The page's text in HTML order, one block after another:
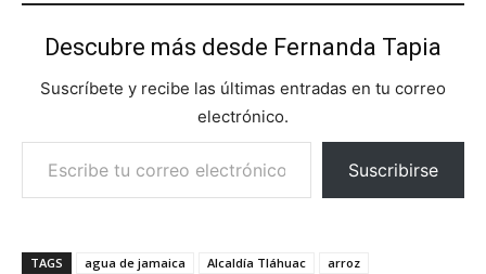
Descubre más desde Fernanda Tapia
Suscríbete y recibe las últimas entradas en tu correo
electrónico.
Escribe tu correo electrónico…
Suscribirse
TAGS agua de jamaica Alcaldía Tláhuac
arroz